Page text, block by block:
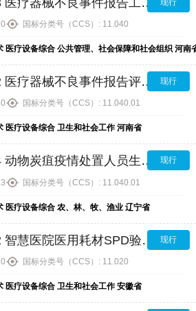
国标分类号（CCS）: 11.040
医疗设备综合 公共管理、社会保障和社会组织 河南
DB41/T 2320-2022 医疗器械不良事件报告评价规范
国标分类号（CCS）: 11.040.01
医疗设备综合 卫生和社会工作 河南省
现行
DB21/T 2322-2014 动物炭疽疫情处置人员生物安全防护技术规范
国标分类号（CCS）: 11.040.01
医疗设备综合 农、林、牧、渔业 辽宁省
现行
DB34/T 4243-2022 智慧医院医用耗材SPD验收规范
国标分类号（CCS）: 11.020
医疗设备综合 卫生和社会工作 安徽省
现行